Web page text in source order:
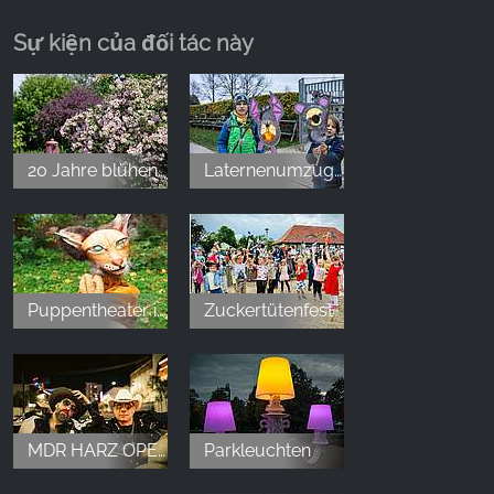
Oct 7, 2025
🌟🌟🌟🌟🌟 Ein echtes Highlight für Groß und
Klein! Der Miniaturpark „Kleiner Harz“ ist ein liebevoll
gestaltetes Juwel mitten im Harz. Die detailgetreuen
Modelle der regionalen Sehenswürdigkeiten – vom
Schloss Wernigerode bis zur Rappbodetalsperre –
sind beeindruckend und mit viel Herzblut umgesetzt.
Besonders schön: Die Kombination aus Miniaturwelt
und Bürgerpark bietet ein abwechslungsreiches
Erlebnis für die ganze Familie. Die Wege sind
und das Personal freundlich und hilfsbereit. Unser 3-
jähriges Kind war begeistert von den kleinen Zügen
und der großen Rutsche gleich nebenan – ein
perfekter Tagesausflug mit Lern- und Spaßfaktor!
Ein Muss für alle, die den Harz lieben oder
Sự kiện của đối tác này
20 Jahre blühende Erinnerungen Laternenumzug im Bürgerpark
Puppentheater im Bürgerpark "Wo sich Luchs und Hase Gute Nacht sagen" Zuckertütenfest
MDR HARZ OPEN AIR Parkleuchten